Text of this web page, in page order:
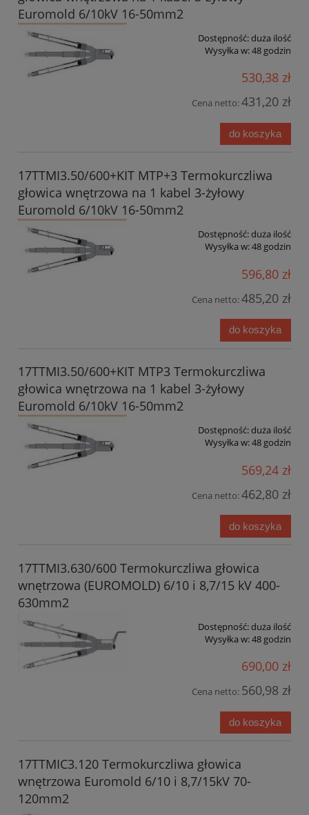
Euromold 6/10kV 16-50mm2
Dostępność:duża ilość
Wysyłka w:48 godzin
530,38 zł
Cena netto:431,20 zł
do koszyka
17TTMI3.50/600+KIT MTP+3 Termokurczliwa
głowica wnętrzowa na 1 kabel 3-żyłowy
Euromold 6/10kV 16-50mm2
Dostępność:duża ilość
Wysyłka w:48 godzin
596,80 zł
Cena netto:485,20 zł
do koszyka
17TTMI3.50/600+KIT MTP3 Termokurczliwa
głowica wnętrzowa na 1 kabel 3-żyłowy
Euromold 6/10kV 16-50mm2
Dostępność:duża ilość
Wysyłka w:48 godzin
569,24 zł
Cena netto:462,80 zł
do koszyka
17TTMI3.630/600 Termokurczliwa głowica
wnętrzowa (EUROMOLD) 6/10 i 8,7/15 kV 400-
630mm2
Dostępność:duża ilość
Wysyłka w:48 godzin
690,00 zł
Cena netto: 560,98 zł
do koszyka
17TTMIC3.120 Termokurczliwa głowica
wnętrzowa Euromold 6/10 i 8,7/15kV 70-
120mm2